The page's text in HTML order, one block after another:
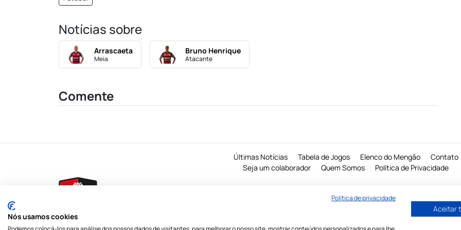
Notícias sobre
Arrascaeta
Meia
Bruno Henrique
Atacante
Comente
Últimas Notícias Tabela de Jogos Elenco do Mengão
Contato
Seja um colaborador
Quem Somos Política de Privacidade
É proibido a reprodução do conteudo desta página em qualquer meio de
eletronico ou impresso, sem autorização escrita do Mengo Mania
Política de privacidade
Nós usamos cookies
Aceitar